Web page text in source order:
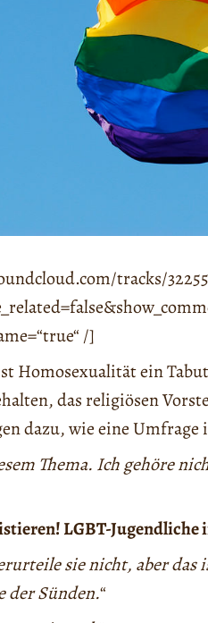
tracks/
/]
Homosexualität ein
das religiösen
dazu, wie eine
Thema. Ich gehöre
LGBT-Jugendliche
sie nicht, aber
der Sünden.“